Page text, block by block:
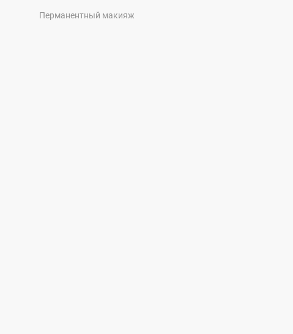
Перманентный макияж